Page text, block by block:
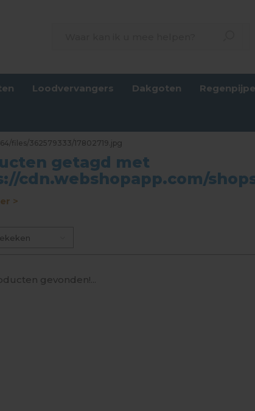
Loodvervangers Dakgoten
files/362579333/17802719.jpg
getagd met
cdn.webshopapp.com/
>
gevonden!...